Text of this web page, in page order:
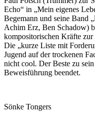
Echo“ in „Mein eigenes
Begemann und seine Band
Achim Erz, Ben Schadow)
kompositorischen Kräfte
Die „kurze Liste mit
Jugend auf der trockenen
nicht cool. Der Beste zu
Beweisführung beendet.
Sönke Tongers